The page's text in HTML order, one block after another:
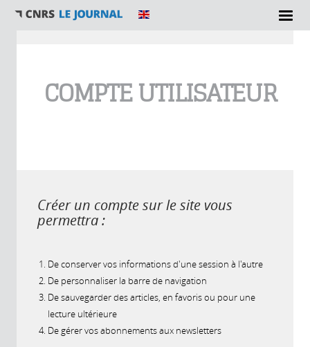
COMPTE UTILISATEUR
Créer un compte sur le site vous
permettra :
De conserver vos informations d'une session à l'autre
De personnaliser la barre de navigation
De sauvegarder des articles, en favoris ou pour une
lecture ultérieure
De gérer vos abonnements aux newsletters